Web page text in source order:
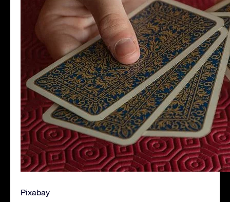
Pixabay